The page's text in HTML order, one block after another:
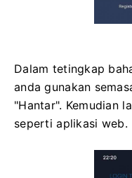
Dalam tetingkap
anda gunakan
"Hantar". Kemudian
seperti aplikasi web.